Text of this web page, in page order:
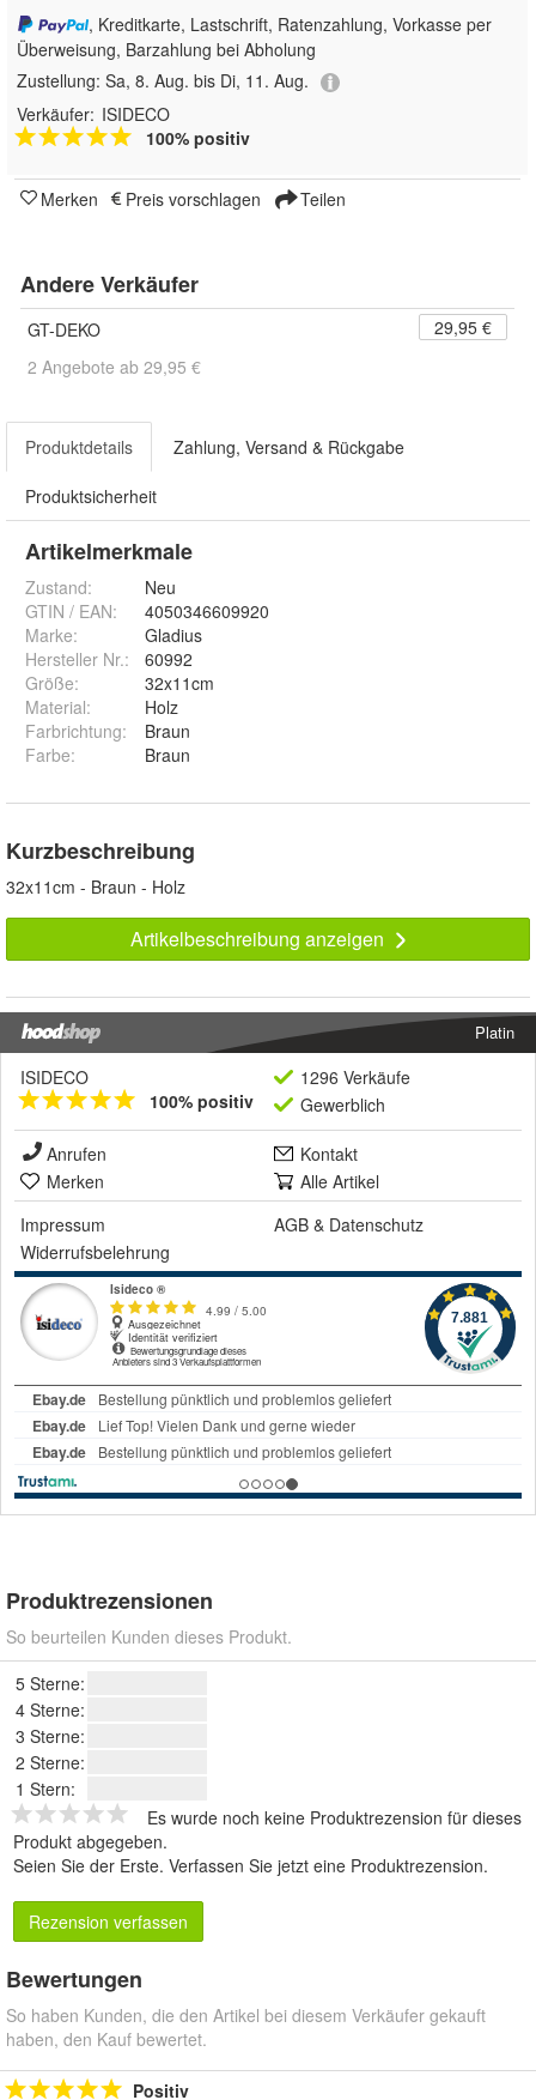
, Kreditkarte, Lastschrift, Ratenzahlung, Vorkasse per
Überweisung, Barzahlung bei Abholung
Zustellung: Sa, 8. Aug. bis Di, 11. Aug.
Verkäufer: ISIDECO
100% positiv
Merken Preis vorschlagen Teilen
Andere Verkäufer
GT-DEKO
29,95 €
2 Angebote ab 29,95 €
Produktdetails Zahlung, Versand & Rückgabe
Produktsicherheit
Artikelmerkmale
Zustand:
Neu
GTIN / EAN:
4050346609920
Marke:
Gladius
Hersteller Nr.:
60992
Größe:
32x11cm
Material:
Holz
Farbrichtung:
Braun
Farbe: Braun
Kurzbeschreibung
32x11cm - Braun - Holz
Artikelbeschreibung anzeigen
Platin
ISIDECO
100% positiv
1296 Verkäufe
Gewerblich
Anrufen
Kontakt
Merken
Alle Artikel
Impressum
AGB & Datenschutz
Widerrufsbelehrung
Produktrezensionen
So beurteilen Kunden dieses Produkt.
5 Sterne:
4 Sterne:
3 Sterne:
2 Sterne:
1 Stern:
Es wurde noch keine Produktrezension für dieses
Produkt abgegeben.
Seien Sie der Erste. Verfassen Sie jetzt eine Produktrezension.
Rezension verfassen
Bewertungen
So haben Kunden, die den Artikel bei diesem Verkäufer gekauft
haben, den Kauf bewertet.
Positiv